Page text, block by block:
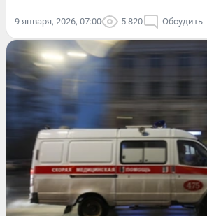
9 января, 2026, 07:00 5 820 Обсудить